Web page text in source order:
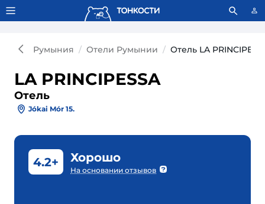
Тонкости используют сookie-файлы. Что это значит?
Румыния Отели Румынии Отель LA
LA PRINCIPESSA
Отель
Jókai Mór 15.
4.2+ Хорошо
На основании отзывов